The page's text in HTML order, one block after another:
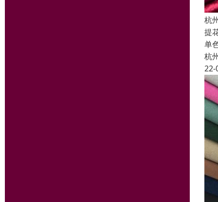
杭
提
单
杭
22-